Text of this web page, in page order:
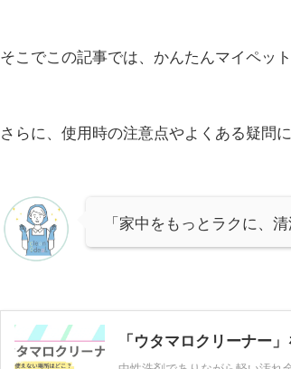
そこでこの記事では、かんたんマイペッ
さらに、使用時の注意点やよくある疑問
「家中をもっとラクに、
「ウタマロクリーナー